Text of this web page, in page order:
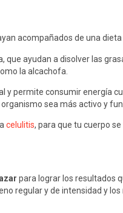
acompañados de una
que ayudan a disolver las
la alcachofa.
permite consumir energía
sea más activo y
celulitis, para que tu cuerpo
para lograr los resultados
regular y de intensidad y